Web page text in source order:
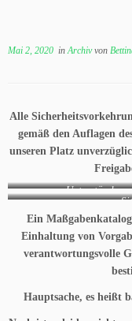
Mai 2, 2020 inArchivvon
Alle
gemäß den Auflagen
unseren Platz
Unterstände
Ein
Einhaltung von
verantwortungsvolle
Hauptsache, es heißt